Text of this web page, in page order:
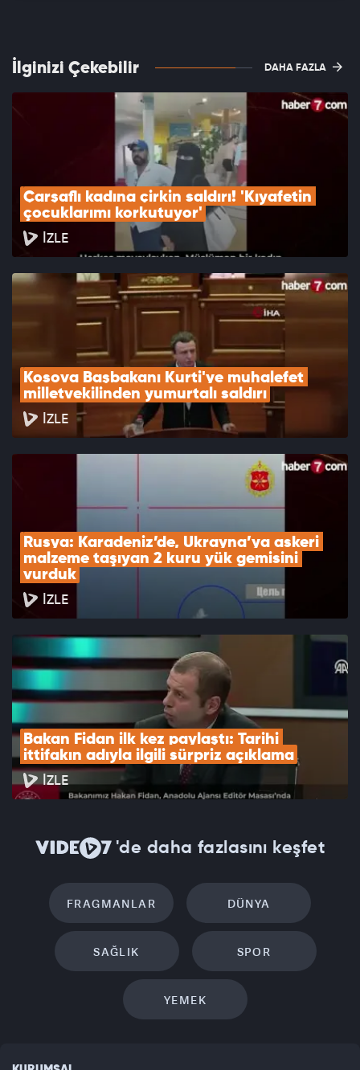
İlginizi Çekebilir DAHA FAZLA
Çarşaflı kadına çirkin saldırı! 'Kıyafetin
çocuklarımı korkutuyor'
İZLE
Kosova Başbakanı Kurti'ye muhalefet
milletvekilinden yumurtalı saldırı
İZLE
Rusya: Karadeniz’de, Ukrayna’ya askeri
malzeme taşıyan 2 kuru yük gemisini
vurduk
İZLE
Bakan Fidan ilk kez paylaştı: Tarihi
ittifakın adıyla ilgili sürpriz açıklama
İZLE
'de daha fazlasını keşfet
FRAGMANLAR DÜNYA
SAĞLIK SPOR
YEMEK